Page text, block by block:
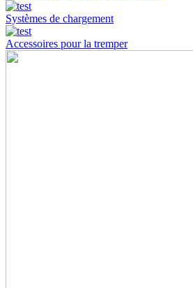
Systèmes de chargement
Accessoires pour la tremper